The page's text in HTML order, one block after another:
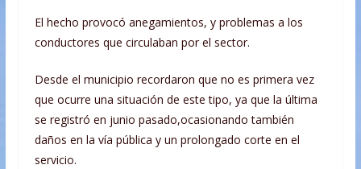
El hecho provocó anegamientos, y problemas a los
conductores que circulaban por el sector.
Desde el municipio recordaron que no es primera vez
que ocurre una situación de este tipo, ya que la última
se registró en junio pasado,ocasionando también
daños en la vía pública y un prolongado corte en el
servicio.